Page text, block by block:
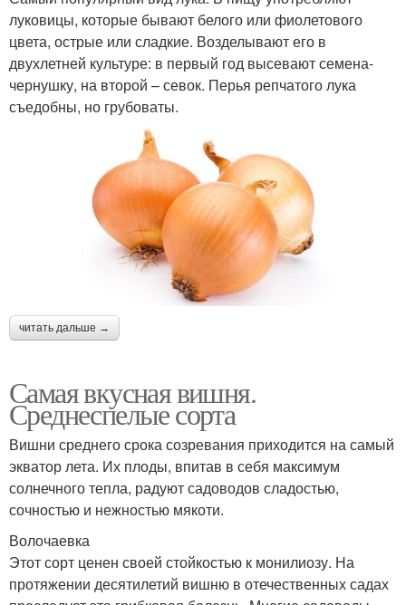
луковицы, которые бывают белого или фиолетового
цвета, острые или сладкие. Возделывают его в
двухлетней культуре: в первый год высевают семена-
чернушку, на второй – севок. Перья репчатого лука
съедобны, но грубоваты.
читать дальше →
Самая вкусная вишня.
Среднеспелые сорта
Вишни среднего срока созревания приходится на самый
экватор лета. Их плоды, впитав в себя максимум
солнечного тепла, радуют садоводов сладостью,
сочностью и нежностью мякоти.
Волочаевка
Этот сорт ценен своей стойкостью к монилиозу. На
протяжении десятилетий вишню в отечественных садах